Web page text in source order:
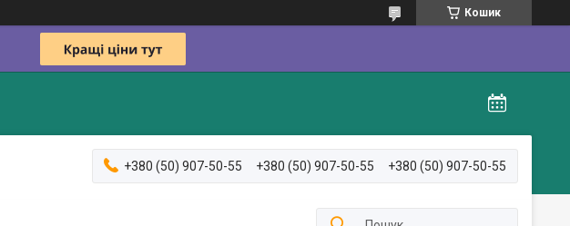
Кошик
+380 (50) 907-50-55 +380 (50) 907-50-55 +380 (50) 907-50-55